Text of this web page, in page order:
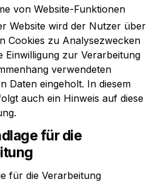
von Website-Funktionen
Website wird der Nutzer über
Cookies zu Analysezwecken
Einwilligung zur Verarbeitung
verwendeten
Daten eingeholt. In diesem
auch ein Hinweis auf diese
für die
für die Verarbeitung